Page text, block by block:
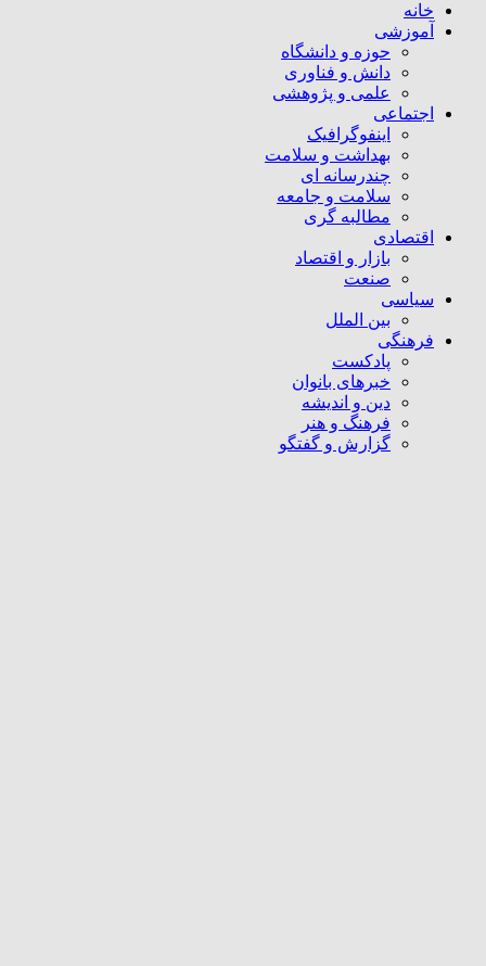
خانه
آموزشی
حوزه و دانشگاه
دانش و فناوری
علمی و پژوهشی
اجتماعی
اینفوگرافیک
بهداشت و سلامت
چندرسانه ای
سلامت و جامعه
مطالبه گری
اقتصادی
بازار و اقتصاد
صنعت
سیاسی
بین الملل
فرهنگی
پادکست
خبرهای بانوان
دین و اندیشه
فرهنگ و هنر
گزارش و گفتگو